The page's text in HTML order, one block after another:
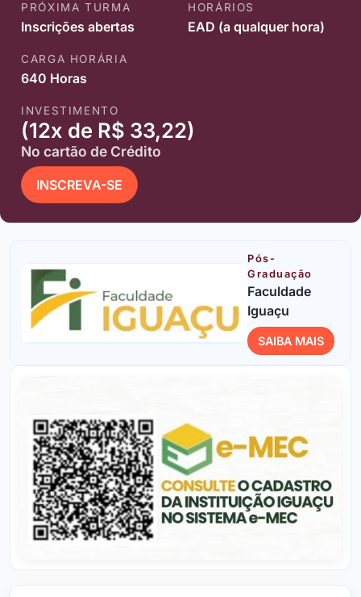
PRÓXIMA TURMA
Inscrições abertas
HORÁRIOS
EAD (a qualquer hora)
CARGA HORÁRIA
640 Horas
INVESTIMENTO
(12x de R$ 33,22)
No cartão de Crédito
INSCREVA-SE
Pós-
Graduação
Faculdade
Iguaçu
SAIBA MAIS